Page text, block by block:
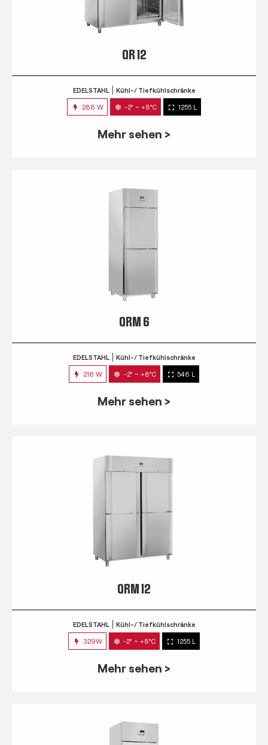
QR 12
EDELSTAHL Kühl-/ Tiefkühlschränke
286 W -2° ~ +8°C 1255 L
Mehr sehen >
QRM 6
EDELSTAHL Kühl-/ Tiefkühlschränke
216 W -2° ~ +8°C 546 L
Mehr sehen >
QRM 12
EDELSTAHL Kühl-/ Tiefkühlschränke
329W -2° ~ +8°C 1255 L
Mehr sehen >